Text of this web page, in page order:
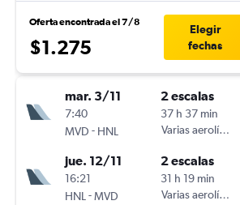
Oferta encontrada el 7/8
$1.275
Elegir
fechas
mar. 3/11
7:40
MVD - HNL
2 escalas
37 h 37 min
Varias aerolíneas
jue. 12/11
16:21
HNL -MVD
2 escalas
31 h 19 min
Varias aerolíneas